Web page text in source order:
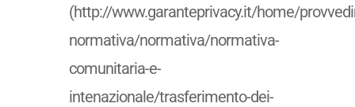
(http://www.garanteprivacy.it/home/
normativa/normativa/normativa-
comunitaria-e-
intenazionale/trasferimento-dei-